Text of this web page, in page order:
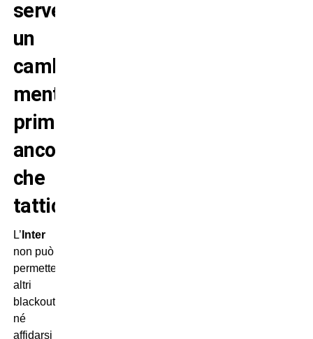
serve
un
cambio
mentale
prima
ancora
che
tattico
L’ Inter
non può
permettersi
altri
blackout,
né
affidarsi